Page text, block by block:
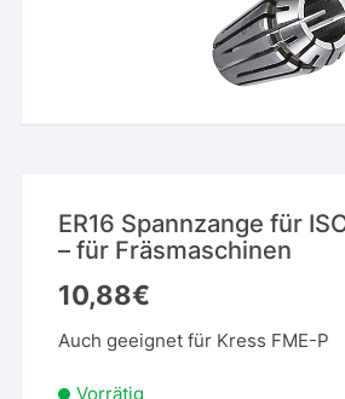
ER16 Spannzange für
– für Fräsmaschinen
10,88€
Auch geeignet für Kress FME-P
Vorrätig